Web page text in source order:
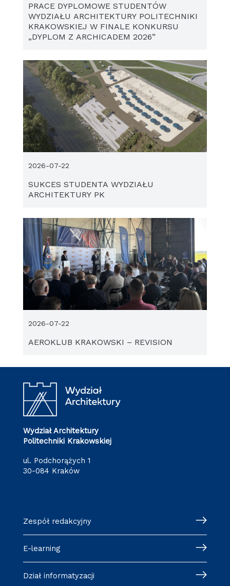
PRACE DYPLOMOWE STUDENTÓW
WYDZIAŁU ARCHITEKTURY POLITECHNIKI
KRAKOWSKIEJ W FINALE KONKURSU
„DYPLOM Z ARCHICADEM 2026”
SUKCES STUDENTA WYDZIAŁU
ARCHITEKTURY PK
2026-07-22
AEROKLUB KRAKOWSKI – REVISION
2026-07-22
Wydział Architektury
Politechniki Krakowskiej
ul. Podchorążych 1
30-084 Kraków
Zespół redakcyjny
E-learning
Dział informatyzacji